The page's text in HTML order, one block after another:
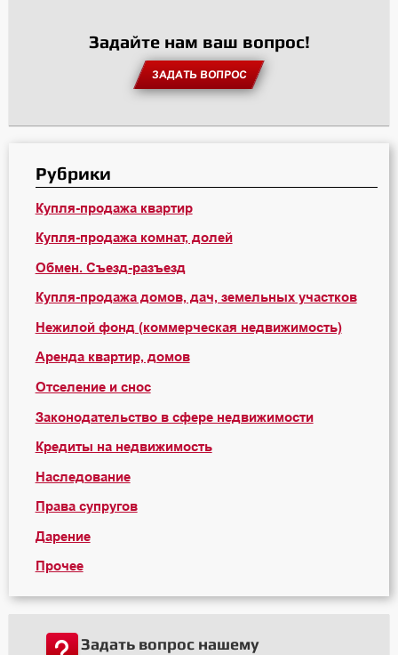
Задайте нам ваш вопрос!
ЗАДАТЬ ВОПРОС
Рубрики
Купля-продажа квартир
Купля-продажа комнат, долей
Обмен. Съезд-разъезд
Купля-продажа домов, дач, земельных участков
Нежилой фонд (коммерческая недвижимость)
Аренда квартир, домов
Отселение и снос
Законодательство в сфере недвижимости
Кредиты на недвижимость
Наследование
Права супругов
Дарение
Прочее
Задать вопрос нашему